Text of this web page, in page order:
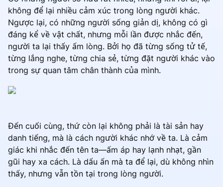
không để lại nhiều cảm xúc trong lòng người khác.
Ngược lại, có những người sống giản dị, không có gì
đáng kể về vật chất, nhưng mỗi lần được nhắc đến,
người ta lại thấy ấm lòng. Bởi họ đã từng sống tử tế,
từng lắng nghe, từng chia sẻ, từng đặt người khác vào
trong sự quan tâm chân thành của mình.
Đến cuối cùng, thứ còn lại không phải là tài sản hay
danh tiếng, mà là cách người khác nhớ về ta. Là cảm
giác khi nhắc đến tên ta—ấm áp hay lạnh nhạt, gần
gũi hay xa cách. Là dấu ấn mà ta để lại, dù không nhìn
thấy, nhưng vẫn tồn tại trong lòng người.